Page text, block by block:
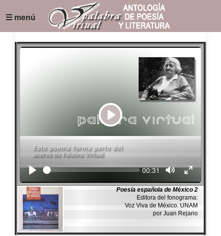
☰ menú
Play
Seek Current
00:31
Poesía española de México 2
Editora del fonograma:
Voz Viva de México. UNAM
por Juan Rejano